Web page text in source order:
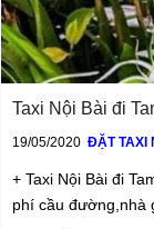
Taxi Nội Bài đi
19/05/2020 ĐẶT TAXI
+ Taxi Nội Bài đi
phí cầu đường,nhà